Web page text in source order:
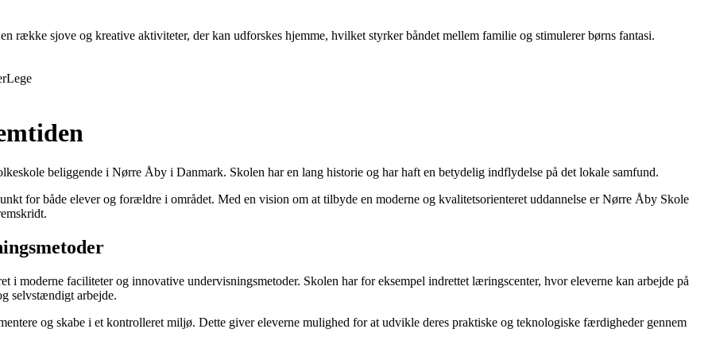
række sjove og kreative aktiviteter, der kan udforskes hjemme, hvilket styrker båndet mellem familie og stimulerer børns fantasi.
Lege
beliggende i Nørre Åby i Danmark. Skolen har en lang historie og har haft en betydelig indflydelse på det lokale samfund.
for både elever og forældre i området. Med en vision om at tilbyde en moderne og kvalitetsorienteret uddannelse er Nørre Åby Skole
moderne faciliteter og innovative undervisningsmetoder. Skolen har for eksempel indrettet læringscenter, hvor eleverne kan arbejde på
selvstændigt arbejde.
og skabe i et kontrolleret miljø. Dette giver eleverne mulighed for at udvikle deres praktiske og teknologiske færdigheder gennem